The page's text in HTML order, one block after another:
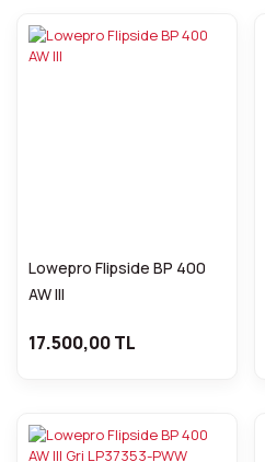
Lowepro Flipside BP 400
AW III
17.500,00 TL